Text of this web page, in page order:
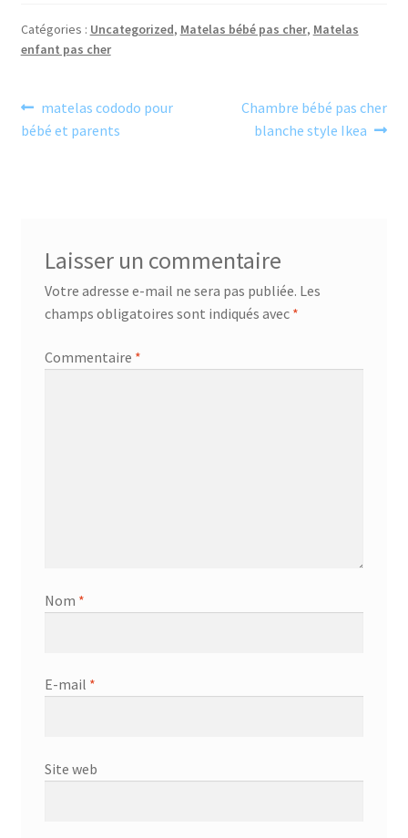
Catégories : Uncategorized, Matelas bébé pas cher, Matelas
enfant pas cher
Navigation
de
Article
précédent :
matelas cododo pour
bébé et parents
Article
suivant :
Chambre bébé pas cher
blanche style Ikea
Laisser un commentaire
Votre adresse e-mail ne sera pas publiée. Les
champs obligatoires sont indiqués avec *
Commentaire *
Nom *
E-mail *
Site web